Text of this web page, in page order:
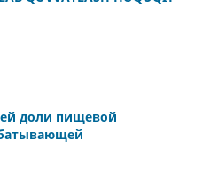
доли пищевой